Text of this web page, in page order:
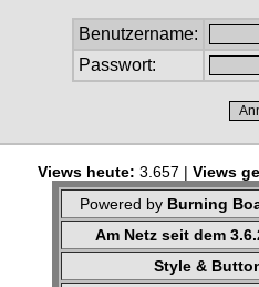
Benutzername:
Passwort:
Views heute: 3.657 | Views
Powered by Burning
Am Netz seit dem
Style &